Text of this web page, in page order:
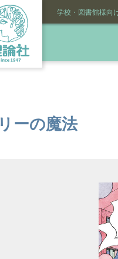
学校・図書館様向
ーの魔法